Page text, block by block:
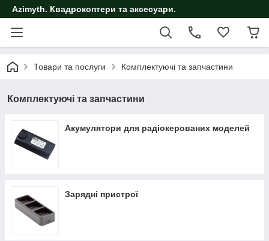
Azimyth. Квадрокоптери та аксесуари.
Товари та послуги Комплектуючі та запчастини
Комплектуючі та запчастини
Акумулятори для радіокерованих моделей
Зарядні пристрої